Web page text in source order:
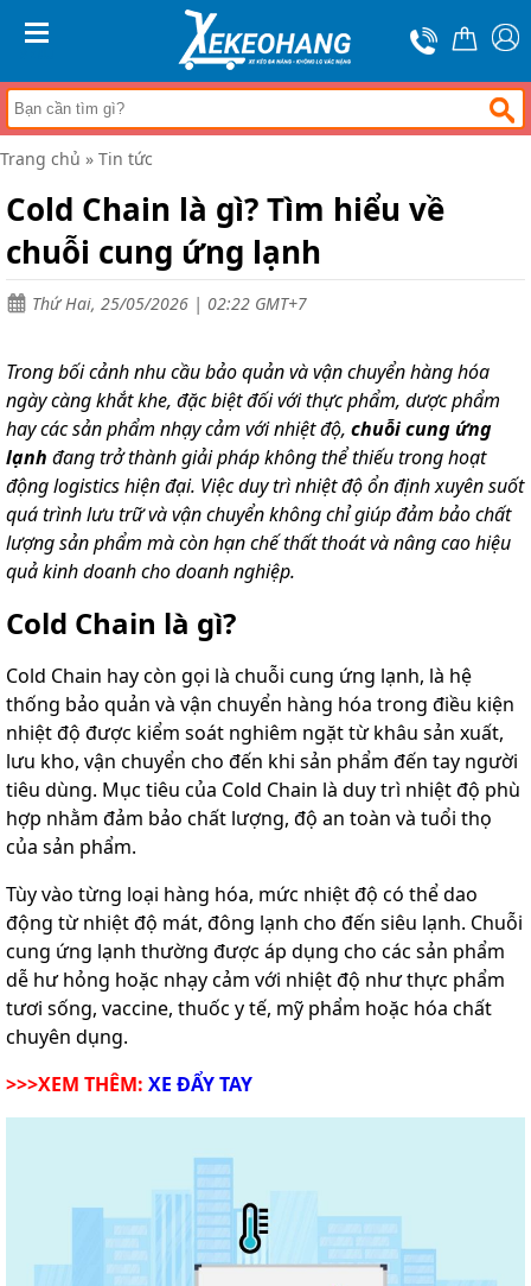
Trang
chủ
Xe
đẩy
hàng
Xe
tay
Bánh
xe
đẩy
Tin
tức
Liên
hệ
Trang chủ » Tin tức
Cold Chain là gì? Tìm hiểu về
chuỗi cung ứng lạnh
Thứ Hai, 25/05/2026 | 02:22 GMT+7
Trong bối cảnh nhu cầu bảo quản và vận chuyển hàng hóa
ngày càng khắt khe, đặc biệt đối với thực phẩm, dược phẩm
hay các sản phẩm nhạy cảm với nhiệt độ, chuỗi cung ứng
lạnh đang trở thành giải pháp không thể thiếu trong hoạt
động logistics hiện đại. Việc duy trì nhiệt độ ổn định xuyên suốt
quá trình lưu trữ và vận chuyển không chỉ giúp đảm bảo chất
lượng sản phẩm mà còn hạn chế thất thoát và nâng cao hiệu
quả kinh doanh cho doanh nghiệp.
Cold Chain là gì?
Cold Chain hay còn gọi là chuỗi cung ứng lạnh, là hệ
thống bảo quản và vận chuyển hàng hóa trong điều kiện
nhiệt độ được kiểm soát nghiêm ngặt từ khâu sản xuất,
lưu kho, vận chuyển cho đến khi sản phẩm đến tay người
tiêu dùng. Mục tiêu của Cold Chain là duy trì nhiệt độ phù
hợp nhằm đảm bảo chất lượng, độ an toàn và tuổi thọ
của sản phẩm.
Tùy vào từng loại hàng hóa, mức nhiệt độ có thể dao
động từ nhiệt độ mát, đông lạnh cho đến siêu lạnh. Chuỗi
cung ứng lạnh thường được áp dụng cho các sản phẩm
dễ hư hỏng hoặc nhạy cảm với nhiệt độ như thực phẩm
tươi sống, vaccine, thuốc y tế, mỹ phẩm hoặc hóa chất
chuyên dụng.
>>>XEM THÊM: XE ĐẨY TAY